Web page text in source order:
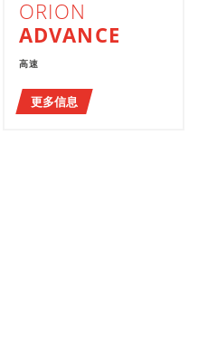
ORION
ADVANCE
高速
更多信息